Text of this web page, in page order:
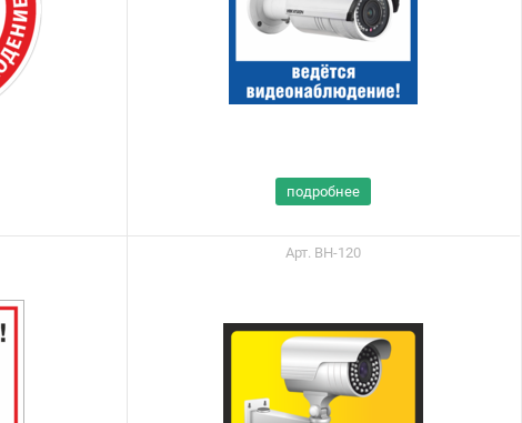
подробнее
Арт. ВН-120